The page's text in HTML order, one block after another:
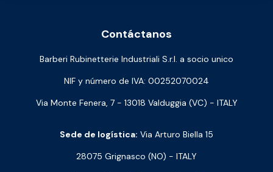
Contáctanos
Barberi Rubinetterie Industriali S.r.l. a socio unico
NIF y número de IVA: 00252070024
Via Monte Fenera, 7 - 13018 Valduggia (VC) - ITALY
Sede de logística: Via Arturo Biella 15
28075 Grignasco (NO) - ITALY